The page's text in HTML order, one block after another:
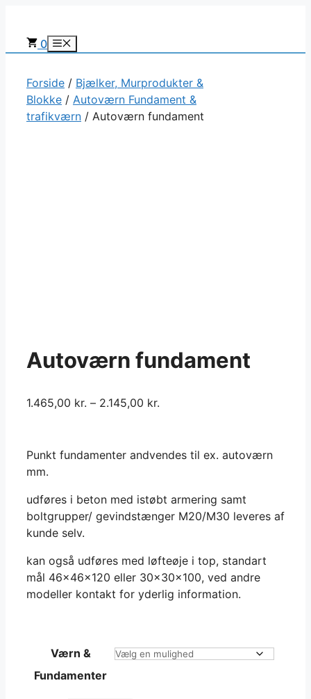
indhold0 Menu
Forside / Bjælker, Murprodukter &
Blokke / Autoværn Fundament &
trafikværn / Autoværn fundament
Autoværn fundament
1.465,00 kr. – 2.145,00 kr.
Punkt fundamenter andvendes til ex. autoværn
mm.
udføres i beton med istøbt armering samt
boltgrupper/ gevindstænger M20/M30 leveres af
kunde selv.
kan også udføres med løfteøje i top, standart
mål 46x46x120 eller 30x30x100, ved andre
modeller kontakt for yderlig information.
Værn &
Fundamenter